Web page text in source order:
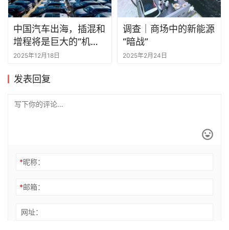
中国汽车出海，插混和
增程将是巨大的“机会
点”
2025年12月18日
调查｜商场中的新能源
“暗战”
2025年2月24日
发表回复
*昵称：
*邮箱：
网址：